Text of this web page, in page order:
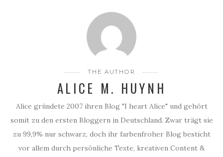
THE AUTHOR
ALICE M. HUYNH
Alice gründete 2007 ihren Blog "I heart Alice" und gehört
somit zu den ersten Bloggern in Deutschland. Zwar trägt sie
zu 99,9% nur schwarz, doch ihr farbenfroher Blog besticht
vor allem durch persönliche Texte, kreativen Content &